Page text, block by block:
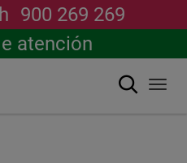
900 269 269
atención
Buscar